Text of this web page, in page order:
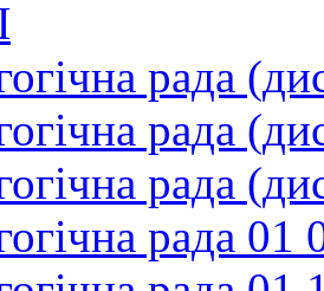
рада
рада
рада
рада 01